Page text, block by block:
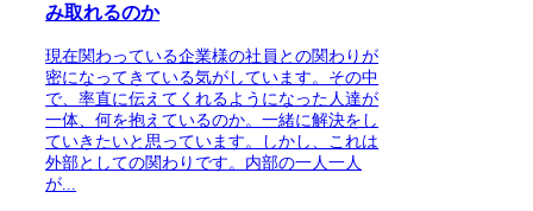
み取れるのか
現在関わっている企業様の社員との関わりが
密になってきている気がしています。その中
で、率直に伝えてくれるようになった人達が
一体、何を抱えているのか。一緒に解決をし
ていきたいと思っています。しかし、これは
外部としての関わりです。内部の一人一人
が...